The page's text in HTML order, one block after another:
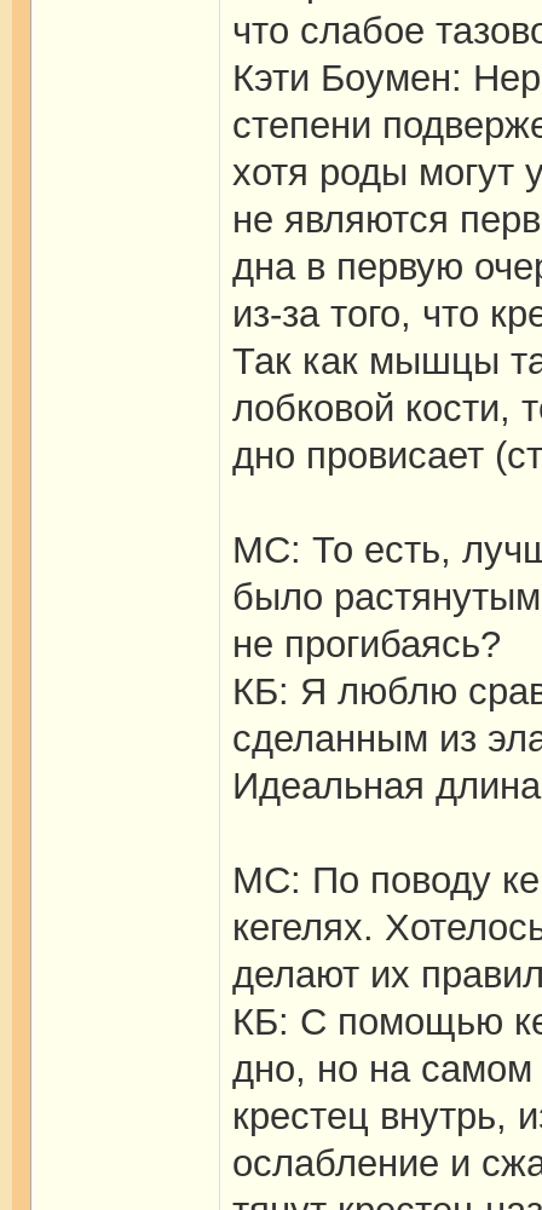
что слабое
Кэти Боумен:
степени
хотя роды могут
не являются
дна в первую
из-за того, что
Так как мышцы
лобковой кости,
дно провисает
МС: То есть,
было
не прогибаясь?
КБ: Я люблю
сделанным из
Идеальная
МС: По поводу
кегелях.
делают их
КБ: С помощью
дно, но на самом
крестец внутрь,
ослабление и